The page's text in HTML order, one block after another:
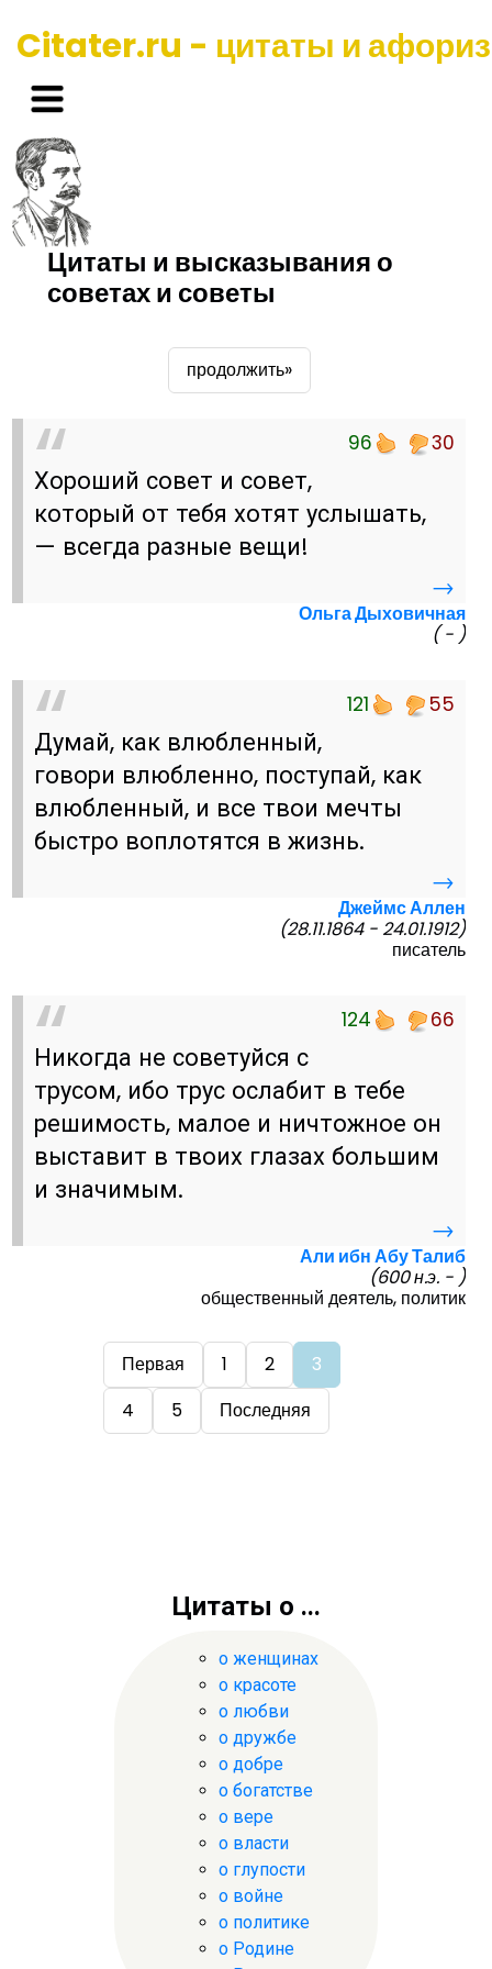
Citater.ru - цитаты и
Цитаты и высказывания о
советах и советы
продолжить»
96 30
Хороший совет и совет,
который от тебя хотят услышать,
— всегда разные вещи!
→
Ольга Дыховичная
( - )
121 55
Думай, как влюбленный,
говори влюбленно, поступай, как
влюбленный, и все твои мечты
быстро воплотятся в жизнь.
→
Джеймс Аллен
(28.11.1864 - 24.01.1912)
писатель
124 66
Никогда не советуйся с
трусом, ибо трус ослабит в тебе
решимость, малое и ничтожное он
выставит в твоих глазах большим
и значимым.
→
Али ибн Абу Талиб
(600 н.э. - )
общественный деятель, политик
Первая 1 2
3
4
5 Последняя
Цитаты о ...
о женщинах
о красоте
о любви
о дружбе
о добре
о богатстве
о вере
о власти
о глупости
о войне
о политике
о Родине